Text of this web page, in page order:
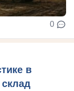
0
в
склад